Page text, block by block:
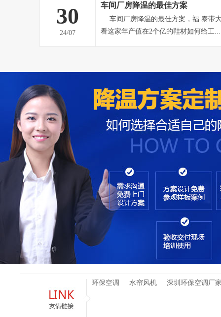
大气臭氧...
30
24/07
车间厂房降温的最佳方案
看这家年产值在2个亿的鞋材如何给工...
环保空调 水帘风机 深圳环保空调厂